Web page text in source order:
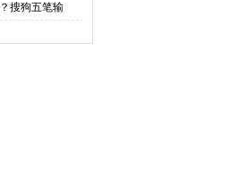
搜狗五笔输